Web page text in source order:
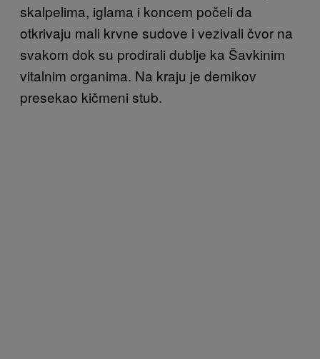
skalpelima, iglama i koncem počeli da
otkrivaju mali krvne sudove i vezivali čvor na
svakom dok su prodirali dublje ka Šavkinim
vitalnim organima. Na kraju je demikov
presekao kičmeni stub.